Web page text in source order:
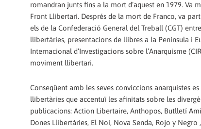
romandran junts fins a la mort d’aquest en 1979. Va
Front Llibertari. Després de la mort de Franco, va
els de la Confederació General del Treball (CGT)
llibertàries, presentacions de llibres a la Península i
Internacional d’Investigacions sobre l’Anarquisme
moviment llibertari.
Conseqüent amb les seves conviccions anarquistes
llibertàries que accentuï les afinitats sobre les
publicacions: Action Libertaire, Anthopos, Butlletí
Dones Llibertàries, El Noi, Nova Senda, Rojo y